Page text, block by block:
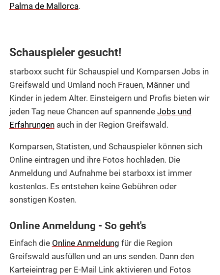
Palma de Mallorca.
Schauspieler gesucht!
starboxx sucht für Schauspiel und Komparsen Jobs in
Greifswald und Umland noch Frauen, Männer und
Kinder in jedem Alter. Einsteigern und Profis bieten wir
jeden Tag neue Chancen auf spannende Jobs und
Erfahrungenauch in der Region Greifswald.
Komparsen, Statisten, und Schauspieler können sich
Online eintragen und ihre Fotos hochladen. Die
Anmeldung und Aufnahme bei starboxx ist immer
kostenlos. Es entstehen keine Gebühren oder
sonstigen Kosten.
Online Anmeldung - So geht's
Einfach die Online Anmeldung für die Region
Greifswald ausfüllen und an uns senden. Dann den
Karteieintrag per E-Mail Link aktivieren und Fotos